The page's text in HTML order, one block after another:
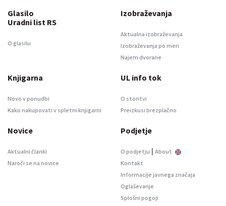
Glasilo
Uradni list RS
O glasilu
Izobraževanja
Aktualna izobraževanja
Izobraževanja po meri
Najem dvorane
Knjigarna
Novo v ponudbi
Kako nakupovati v spletni knjigarni
UL info tok
O storitvi
Preizkusi brezplačno
Novice
Aktualni članki
Naroči se na novice
Podjetje
O podjetju | About
Kontakt
Informacije javnega značaja
Oglaševanje
Splošni pogoji